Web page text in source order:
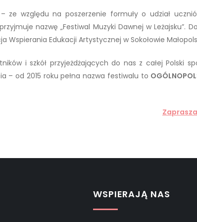
ze względu na poszerzenie formuły o udział
nazwę „Festiwal Muzyki Dawnej w Leżajsku”.
Wspierania Edukacji Artystycznej w Sokołowie
i szkół przyjeżdżających do nas z całej Polski
– od 2015 roku pełna nazwa festiwalu to
WSPIERAJĄ NAS